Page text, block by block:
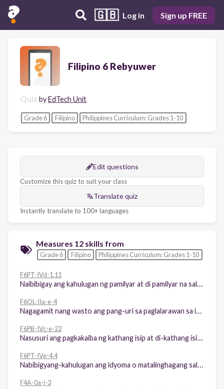
🇬🇧 Log in Sign up FREE
Filipino 6 Rebyuwer
Quiz byEdTech Unit
Grade 6 Filipino Philippines Curriculum: Grades 1-10
Edit questions
Customize this quiz to suit your class
Translate quiz
Instantly translate to 100+ languages
Measures 12 skills from
Grade 6 Filipino Philippines Curriculum: Grades 1-10
F6PT-IVd-1.11
F6OL-IIa-e-4
F6PB-IVc-e-22
F6PT-IVe-4.4
F4A-0a-j-3